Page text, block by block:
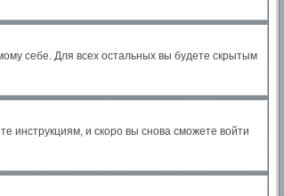
себе. Для всех остальных вы будете скрытым
инструкциям, и скоро вы снова сможете войти